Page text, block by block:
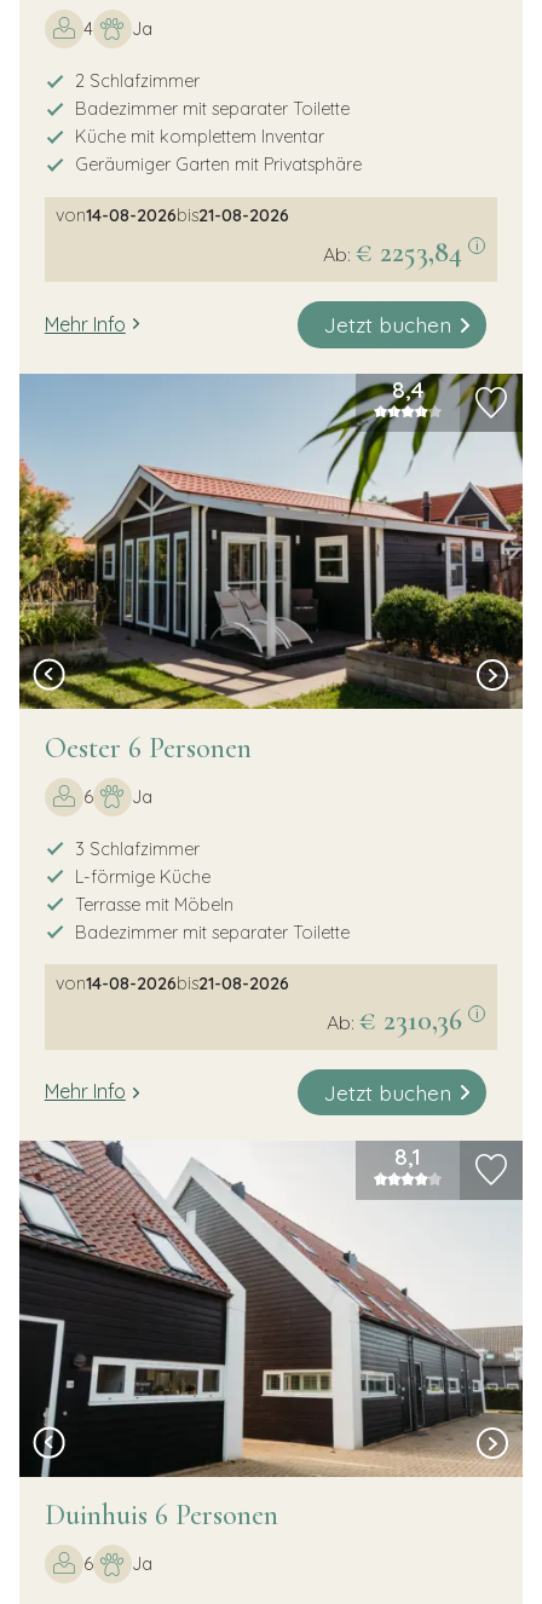
4 Ja
2 Schlafzimmer
Badezimmer mit separater Toilette
Küche mit komplettem Inventar
Geräumiger Garten mit Privatsphäre
von14-08-2026bis21-08-2026
Ab: € 2253,84 i
Mehr Info Jetzt buchen
8,4
Oester 6 Personen
6 Ja
3 Schlafzimmer
L-förmige Küche
Terrasse mit Möbeln
Badezimmer mit separater Toilette
von14-08-2026bis21-08-2026
Ab: € 2310,36 i
Mehr Info Jetzt buchen
8,1
Duinhuis 6 Personen
6 Ja